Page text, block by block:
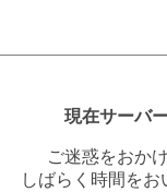
現在サーバ
ご迷惑をおか
しばらく時間を